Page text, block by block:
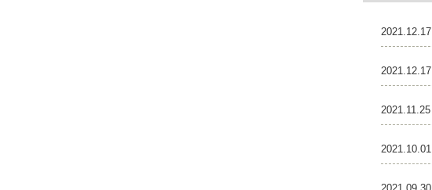
2021.12.17
2021.12.17
2021.11.25
2021.10.01